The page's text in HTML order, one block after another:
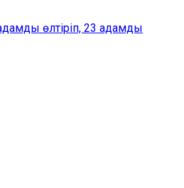
өлтіріп, 23 адамды